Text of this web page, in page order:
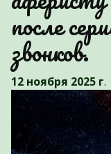
после
звонков.
12 ноября 2025 г.